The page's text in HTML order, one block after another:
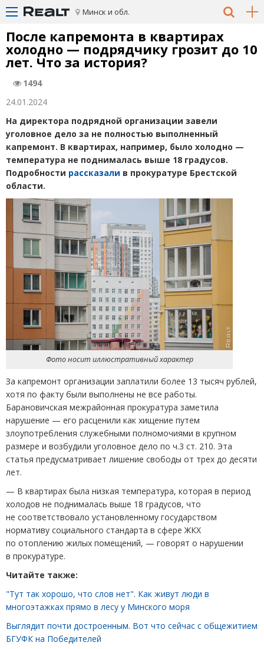
Минск и обл.
После капремонта в квартирах
холодно — подрядчику грозит до 10
лет. Что за история?
1494
24.01.2024
На директора подрядной организации завели
уголовное дело за не полностью выполненный
капремонт. В квартирах, например, было холодно —
температура не поднималась выше 18 градусов.
Подробности рассказали в прокуратуре Брестской
области.
Фото носит иллюстративный характер
За капремонт организации заплатили более 13 тысяч рублей,
хотя по факту были выполнены не все работы.
Барановичская межрайонная прокуратура заметила
нарушение — его расценили как хищение путем
злоупотребления служебными полномочиями в крупном
размере и возбудили уголовное дело по ч.3 ст. 210. Эта
статья предусматривает лишение свободы от трех до десяти
лет.
— В квартирах была низкая температура, которая в период
холодов не поднималась выше 18 градусов, что
не соответствовало установленному государством
нормативу социального стандарта в сфере ЖКХ
по отоплению жилых помещений, — говорят о нарушении
в прокуратуре.
Читайте также:
"Тут так хорошо, что слов нет". Как живут люди в
многоэтажках прямо в лесу у Минского моря
Выглядит почти достроенным. Вот что сейчас с общежитием
БГУФК на Победителей